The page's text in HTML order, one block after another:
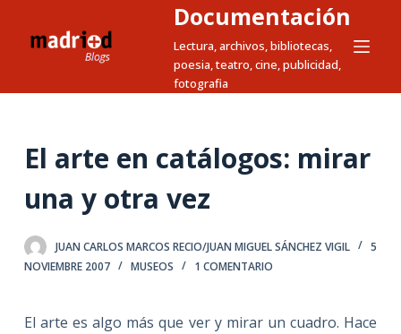
t
n
n
Documentación
Lectura, archivos, bibliotecas,
poesia, teatro, cine, publicidad,
fotografia
El arte en catálogos: mirar
una y otra vez
JUAN CARLOS MARCOS RECIO/JUAN MIGUEL SÁNCHEZ VIGIL
5
NOVIEMBRE 2007
MUSEOS 1 COMENTARIO
El arte es algo más que ver y mirar un cuadro. Hace